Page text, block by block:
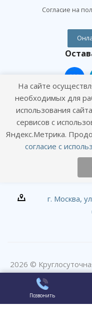
Согласие на
г. Москва,
2026 ©
Позвонить
На сайте
необходимых для
использования
сервисов с
Яндекс.Метрика.
согласие с